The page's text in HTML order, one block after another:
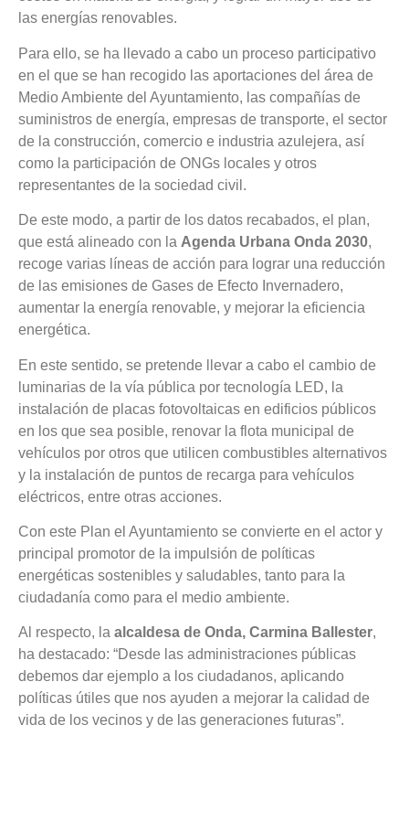
las energías renovables.
Para ello, se ha llevado a cabo un proceso participativo
en el que se han recogido las aportaciones del área de
Medio Ambiente del Ayuntamiento, las compañías de
suministros de energía, empresas de transporte, el sector
de la construcción, comercio e industria azulejera, así
como la participación de ONGs locales y otros
representantes de la sociedad civil.
De este modo, a partir de los datos recabados, el plan,
que está alineado con la Agenda Urbana Onda 2030,
recoge varias líneas de acción para lograr una reducción
de las emisiones de Gases de Efecto Invernadero,
aumentar la energía renovable, y mejorar la eficiencia
energética.
En este sentido, se pretende llevar a cabo el cambio de
luminarias de la vía pública por tecnología LED, la
instalación de placas fotovoltaicas en edificios públicos
en los que sea posible, renovar la flota municipal de
vehículos por otros que utilicen combustibles alternativos
y la instalación de puntos de recarga para vehículos
eléctricos, entre otras acciones.
Con este Plan el Ayuntamiento se convierte en el actor y
principal promotor de la impulsión de políticas
energéticas sostenibles y saludables, tanto para la
ciudadanía como para el medio ambiente.
Al respecto, la alcaldesa de Onda, Carmina Ballester,
ha destacado: “Desde las administraciones públicas
debemos dar ejemplo a los ciudadanos, aplicando
políticas útiles que nos ayuden a mejorar la calidad de
vida de los vecinos y de las generaciones futuras”.